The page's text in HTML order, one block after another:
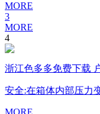
MORE
3
MORE
4
浙江色多多免费下载
安全:在箱体内部压力